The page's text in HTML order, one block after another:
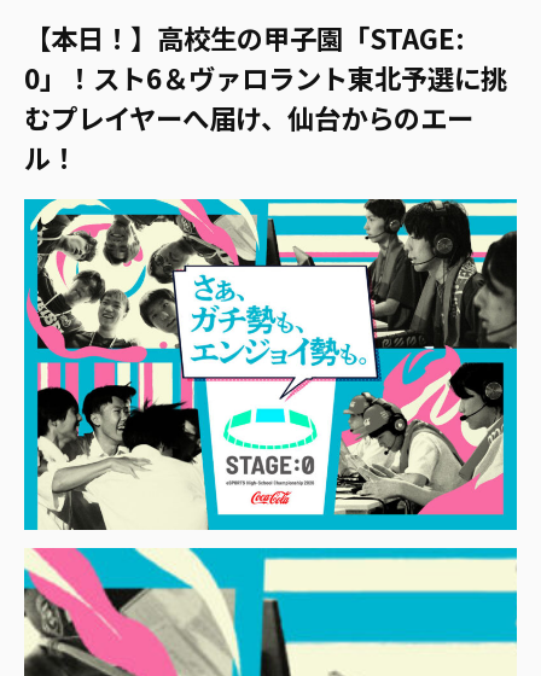
【本日！】高校生の甲子園「STAGE:
0」！スト6＆ヴァロラント東北予選に挑
むプレイヤーへ届け、仙台からのエー
ル！